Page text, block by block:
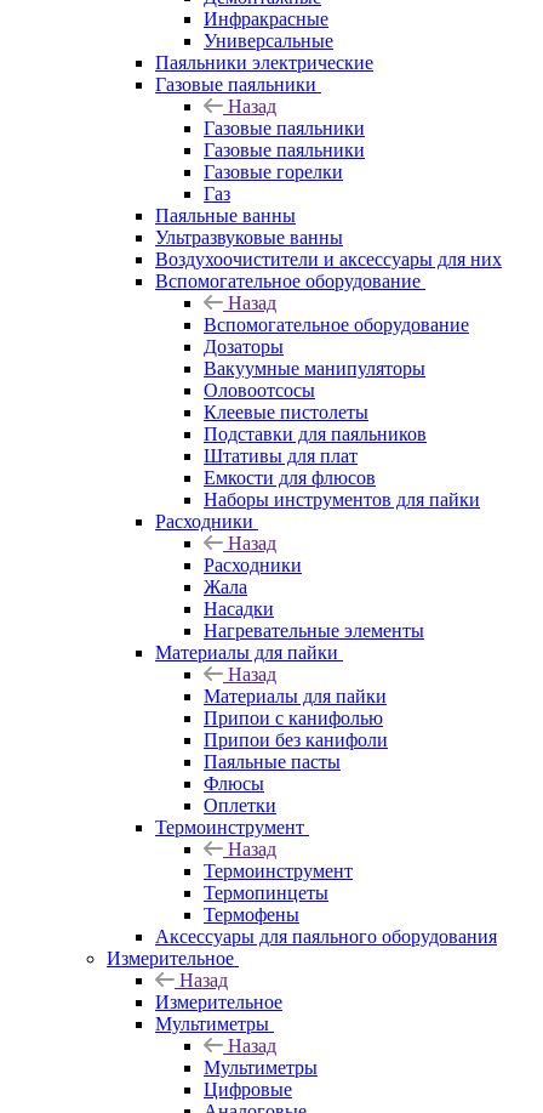
Инфракрасные
Универсальные
Паяльники электрические
Газовые паяльники
Назад
Газовые паяльники
Газовые паяльники
Газовые горелки
Газ
Паяльные ванны
Ультразвуковые ванны
Воздухоочистители и аксессуары для них
Вспомогательное оборудование
Назад
Вспомогательное оборудование
Дозаторы
Вакуумные манипуляторы
Оловоотсосы
Клеевые пистолеты
Подставки для паяльников
Штативы для плат
Емкости для флюсов
Наборы инструментов для пайки
Расходники
Назад
Расходники
Жала
Насадки
Нагревательные элементы
Материалы для пайки
Назад
Материалы для пайки
Припои с канифолью
Припои без канифоли
Паяльные пасты
Флюсы
Оплетки
Термоинструмент
Назад
Термоинструмент
Термопинцеты
Термофены
Аксессуары для паяльного оборудования
Измерительное
Назад
Измерительное
Мультиметры
Назад
Мультиметры
Цифровые